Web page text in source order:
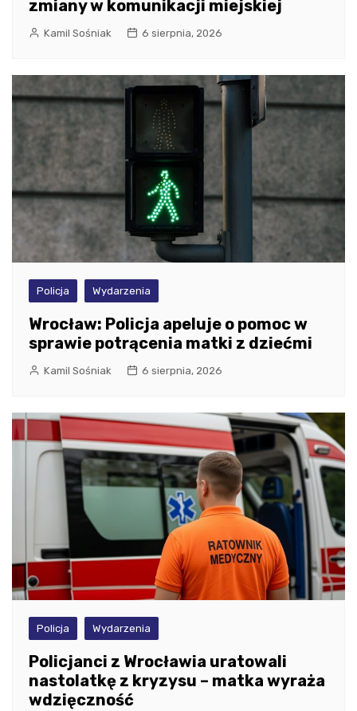
zmiany w komunikacji miejskiej
Kamil Sośniak 6 sierpnia, 2026
Policja Wydarzenia
Wrocław: Policja apeluje o pomoc w
sprawie potrącenia matki z dziećmi
Kamil Sośniak 6 sierpnia, 2026
Policja Wydarzenia
Policjanci z Wrocławia uratowali
nastolatkę z kryzysu – matka wyraża
wdzięczność